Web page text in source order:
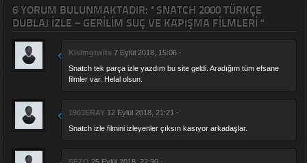
6 YORUM BULUNMAKTADIR: " SNATCH 2000 TÜRKÇE
DUBLAJ IZLE – GERILIM SUÇ VE KAPIŞMA FILMLERI "
Kislingtwits 7 Eylül 2018, 15:06 -
Snatch tek parça izle yazdım bu site geldi. Aradığım tüm efsane
filmler var. Helal olsun.
1903ERAY 12 Eylül 2018, 21:21 -
Snatch izle filmini izleyenler çıksın kasıyor arkadaşlar.